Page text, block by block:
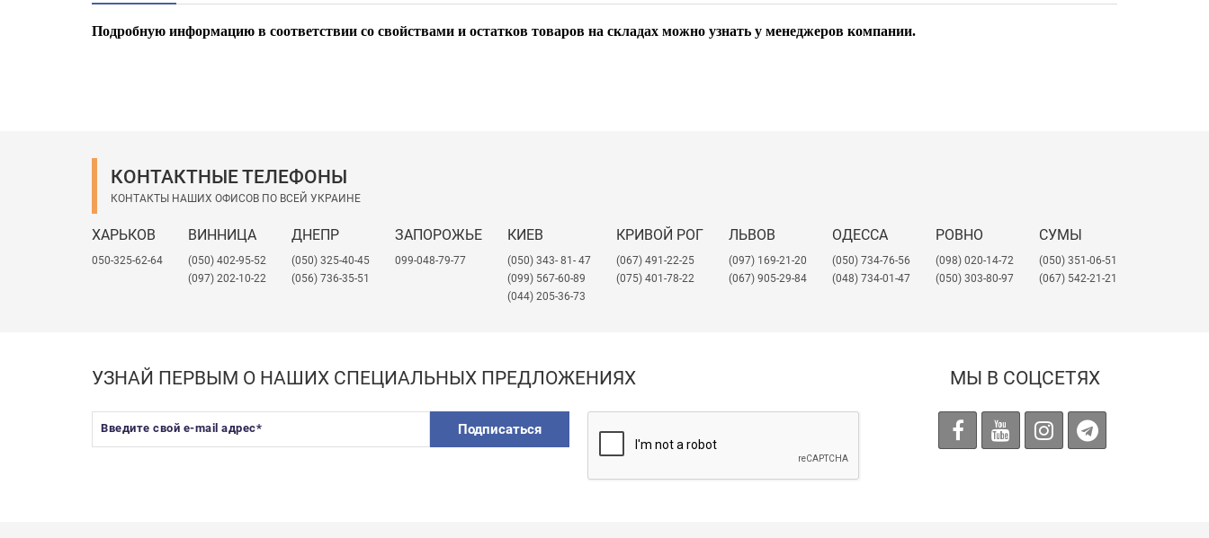
Подробную информацию в соответствии со свойствами и остатков товаров на складах можно узнать у менеджеров компании.
КОНТАКТНЫЕ ТЕЛЕФОНЫ
КОНТАКТЫ НАШИХ ОФИСОВ ПО ВСЕЙ УКРАИНЕ
ХАРЬКОВ
050-325-62-64
ВИННИЦА
(050) 402-95-52
(097) 202-10-22
ДНЕПР
(050) 325-40-45
(056) 736-35-51
ЗАПОРОЖЬЕ
099-048-79-77
КИЕВ
(050) 343- 81- 47
(099) 567-60-89
(044) 205-36-73
КРИВОЙ РОГ
(067) 491-22-25
(075) 401-78-22
ЛЬВОВ
​(097) 169-21-20
(067) 905-29-84
ОДЕССА
(050) 734-76-56
(048) 734-01-47
РОВНО
(098) 020-14-72
(050) 303-80-97
СУМЫ
(050) 351-06-51
(067) 542-21-21
УЗНАЙ ПЕРВЫМ О НАШИХ СПЕЦИАЛЬНЫХ ПРЕДЛОЖЕНИЯХ
Введите свой e-mail адрес* Подписаться
МЫ В СОЦСЕТЯХ